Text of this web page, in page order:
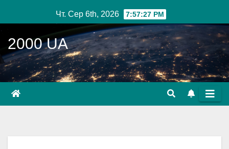
до
вмісту
Чт. Сер 6th, 2026 7:57:28 PM
2000 UA